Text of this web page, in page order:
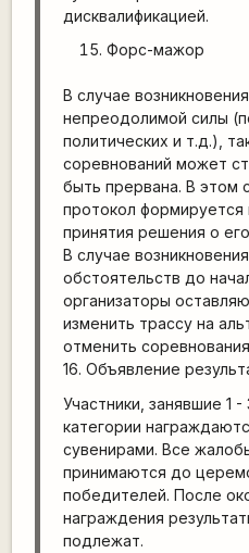
дисквалификацией.
Форс-мажор
В случае
непреодолимой силы
политических и т.д.),
соревнований может
быть прервана. В этом
протокол формируется
принятия решения о
В случае
обстоятельств до
организаторы
изменить трассу на
отменить
16. Объявление
Участники, занявшие 1
категории
сувенирами. Все
принимаются до
победителей. После
награждения
подлежат.